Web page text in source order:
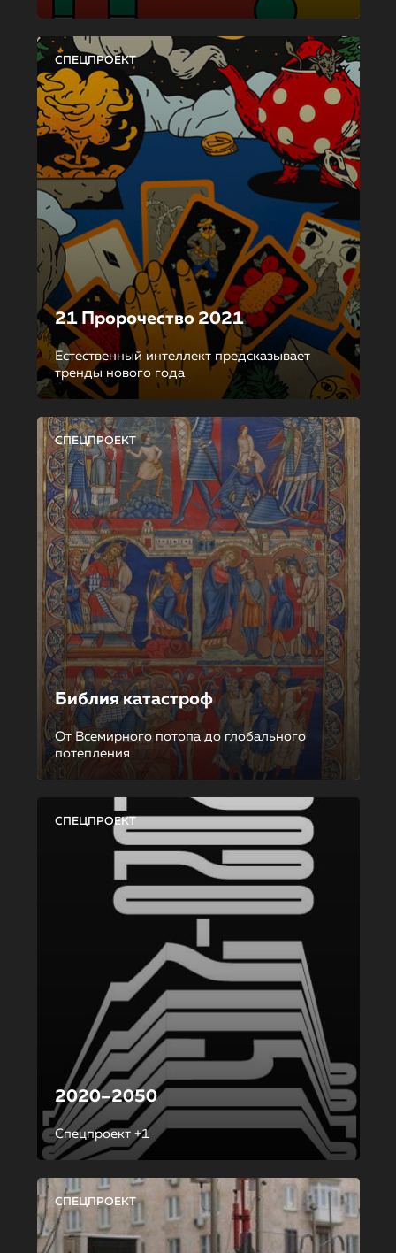
СПЕЦПРОЕКТ
21 Пророчество 2021
Естественный интеллект предсказывает
тренды нового года
СПЕЦПРОЕКТ
Библия катастроф
От Всемирного потопа до глобального
потепления
СПЕЦПРОЕКТ
2020–2050
Спецпроект +1
СПЕЦПРОЕКТ